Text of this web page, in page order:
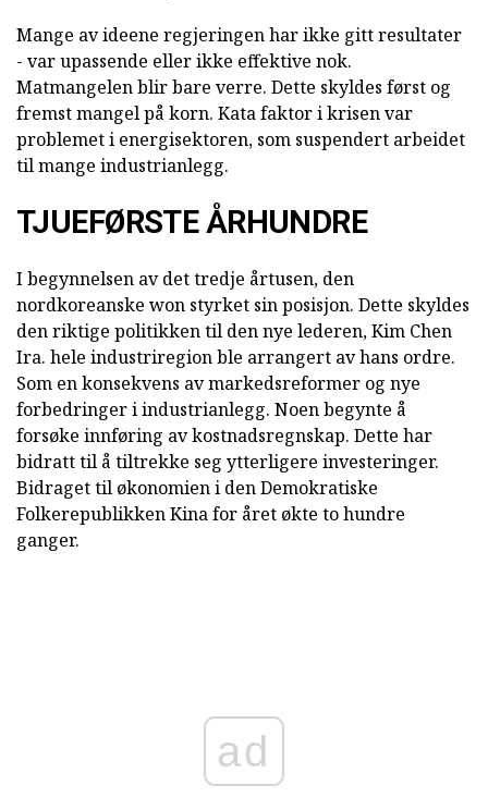
Mange av ideene regjeringen har ikke gitt resultater
- var upassende eller ikke effektive nok.
Matmangelen blir bare verre. Dette skyldes først og
fremst mangel på korn. Kata faktor i krisen var
problemet i energisektoren, som suspendert arbeidet
til mange industrianlegg.
TJUEFØRSTE ÅRHUNDRE
I begynnelsen av det tredje årtusen, den
nordkoreanske won styrket sin posisjon. Dette skyldes
den riktige politikken til den nye lederen, Kim Chen
Ira. hele industriregion ble arrangert av hans ordre.
Som en konsekvens av markedsreformer og nye
forbedringer i industrianlegg. Noen begynte å
forsøke innføring av kostnadsregnskap. Dette har
bidratt til å tiltrekke seg ytterligere investeringer.
Bidraget til økonomien i den Demokratiske
Folkerepublikken Kina for året økte to hundre
ganger.
ad